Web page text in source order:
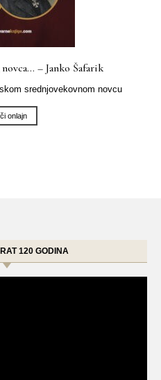
– Janko Šafarik
srednjovekovnom novcu
onlajn
120 GODINA